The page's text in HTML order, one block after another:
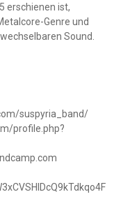
erschienen ist,
Genre und
Sound.
suspyria_band/
profile.php?